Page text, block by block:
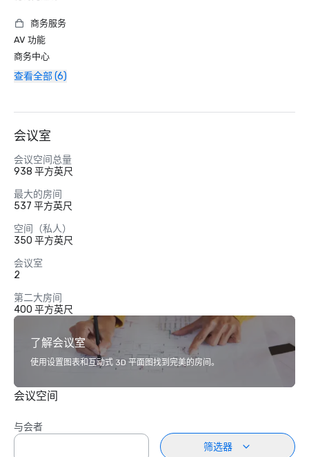
商务服务
AV 功能
商务中心
查看全部 (6)
会议室
会议空间总量
938 平方英尺
最大的房间
537 平方英尺
空间（私人）
350 平方英尺
会议室
2
第二大房间
400 平方英尺
了解会议室
使用设置图表和互动式 3D 平面图找到完美的房间。
会议空间
与会者
筛选器